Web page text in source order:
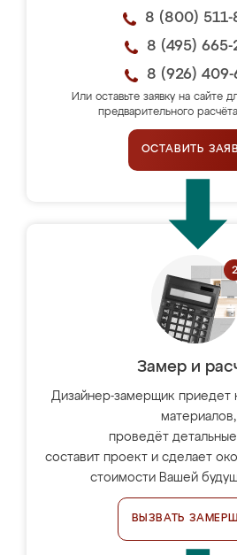
8 (800) 511-
8 (495) 665-
8 (926) 409-
Или оставьте заявку на сайте
предварительного
ОСТАВИТЬ
Замер и
Дизайнер-замерщик приедет
материалов,
проведёт
составит проект и сделает
стоимости Вашей
ВЫЗВАТЬ